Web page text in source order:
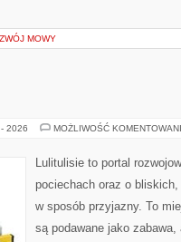
MOWY
2026 MOŻLIWOŚĆ
Lulitulisie to portal
pociechach oraz o
w sposób przyjazny. To
są podawane jako